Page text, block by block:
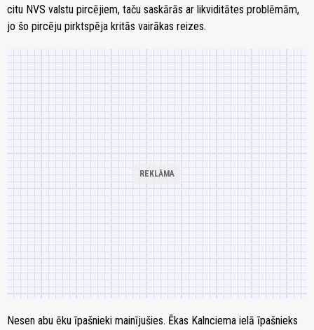
citu NVS valstu pircējiem, taču saskārās ar likviditātes problēmām,
jo šo pircēju pirktspēja kritās vairākas reizes.
Nesen abu ēku īpašnieki mainījušies. Ēkas Kalnciema ielā īpašnieks